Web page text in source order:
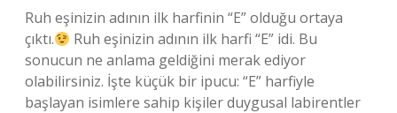
Ruh eşinizin adının ilk harfinin “E” olduğu ortaya
çıktı.
Ruh eşinizin adının ilk harfi “E” idi. Bu
sonucun ne anlama geldiğini merak ediyor
olabilirsiniz. İşte küçük bir ipucu: “E” harfiyle
başlayan isimlere sahip kişiler duygusal labirentler